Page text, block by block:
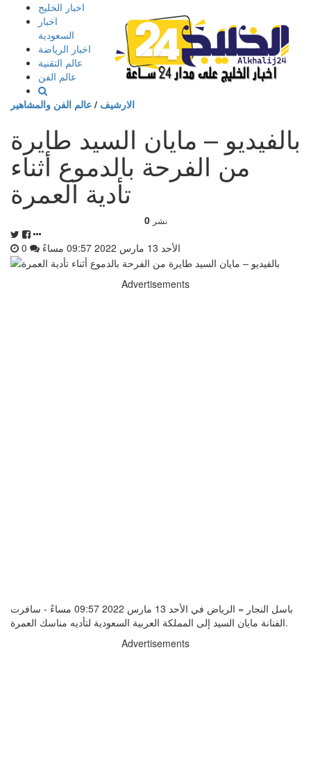
إذهب
المحتوى
اخبار الخليج
اخبار
السعودية
اخبار الرياضة
عالم التقنية
عالم الفن
الارشيف / عالم الفن والمشاهير
بالفيديو – مايان السيد طايرة
من الفرحة بالدموع أثناء
تأدية العمرة
0 نشر
الأحد 13 مارس 2022 09:57 مساءً
Advertisements
باسل النجار = الرياض في الأحد 13 مارس 2022 09:57 مساءً - سافرت
الفنانة مايان السيد إلى المملكة العربية السعودية لتأديه مناسك العمرة.
Advertisements